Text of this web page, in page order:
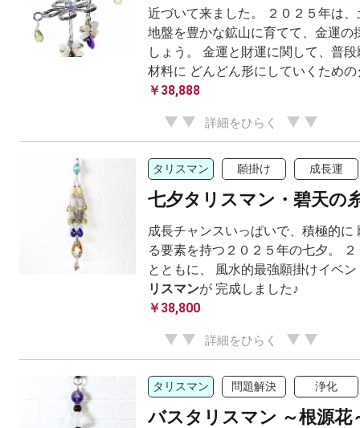
近づいて来ました。 ２０２５年は
地盤を豊かな鉱山に育てて、金運の
しょう。 金運と財運に関して、普
材料に どんどん形にしていくための
￥38,888
詳細をひらく
タリスマン 願掛け 成長運
七夕タリスマン・碧天の
成長チャンスいっぱいで、積極的に
る要素を持つ２０２５年の七夕。
とともに、 風水的最強願掛けイベ
リスマンが 完成しました♪
￥38,800
詳細をひらく
タリスマン 問題解決 浄化
バスタリスマン ～根源花